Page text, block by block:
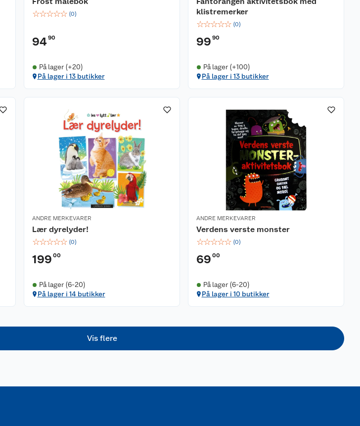
☆☆☆☆☆ (0)
9490
På lager (+20)
På lager i 13 butikker
klistremerker
☆☆☆☆☆ (0)
99 90
På lager (+100)
På lager i 13 butikker
ANDRE MERKEVARER
Lær dyrelyder!
☆☆☆☆☆ (0)
199 00
På lager (6-20)
På lager i 14 butikker
ANDRE MERKEVARER
Verdens verste monster
☆☆☆☆☆ (0)
69 00
På lager (6-20)
På lager i 10 butikker
Vis flere